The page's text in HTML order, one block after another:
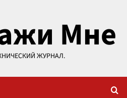
Мне
ЖУРНАЛ.